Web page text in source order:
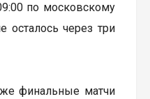
по московскому
осталось через три
финальные матчи